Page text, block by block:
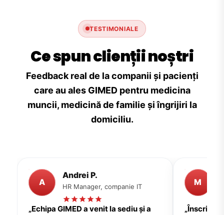
TESTIMONIALE
Ce spun clienții noștri
Feedback real de la companii și pacienți
care au ales GIMED pentru medicina
muncii, medicină de familie și îngrijiri la
domiciliu.
A
Andrei P.
HR Manager, companie IT
„Echipa GIMED a venit la sediu și a
M